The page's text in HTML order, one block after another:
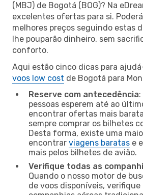
(MBJ) de Bogotá (BOG)? Na
excelentes ofertas para si.
melhores preços seguindo estas
lhe pouparão dinheiro, sem
conforto.
Aqui estão cinco dicas para
voos low cost de Bogotá para
Reserve com antecedência
pessoas esperem até ao
encontrar ofertas mais
sempre comprar os bilhetes
Desta forma, existe uma
encontrar viagens baratas e
mais pelos bilhetes de avião.
Verifique todas as
Quando o nosso motor de
de voos disponíveis,